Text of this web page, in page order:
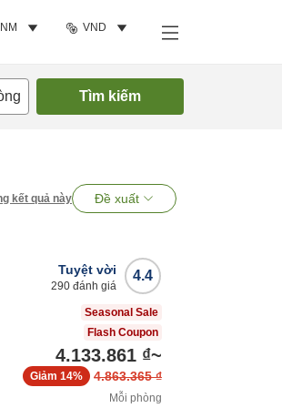
VND
Tìm kiếm
kết quả này Đề xuất
4.4
Tuyệt vời
290 đánh giá
Seasonal Sale
Flash Coupon
4.133.861 ₫~
4.863.365 ₫
Giảm 14%
Mỗi phòng